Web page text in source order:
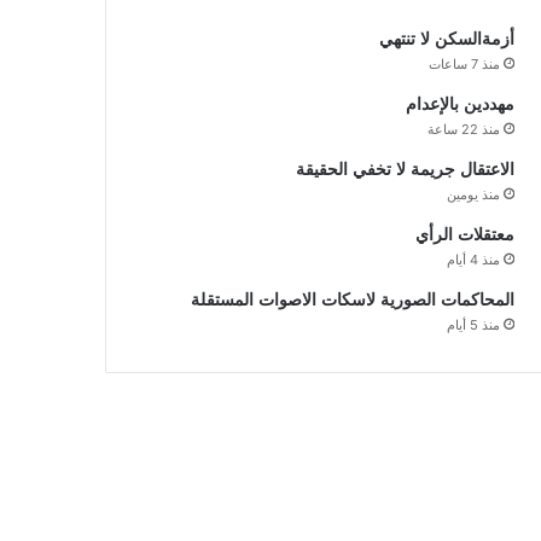
أزمةالسكن لا تنتهي
منذ 7 ساعات
مهددين بالإعدام
منذ 22 ساعة
الاعتقال جريمة لا تخفي الحقيقة
منذ يومين
معتقلات الرأي
منذ 4 أيام
المحاكمات الصورية لاسكات الاصوات المستقلة
منذ 5 أيام